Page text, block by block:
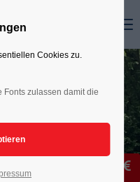
Cookies zu.
Fonts zulassen damit die